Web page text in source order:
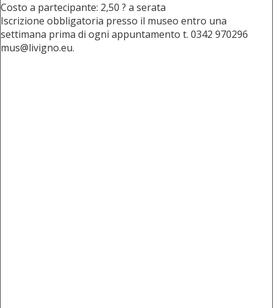
Costo a partecipante: 2,50 ? a serata
Iscrizione obbligatoria presso il museo entro una
settimana prima di ogni appuntamento t. 0342 970296
mus@livigno.eu.